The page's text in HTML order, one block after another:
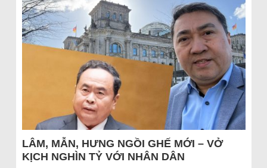
LÂM, MẪN, HƯNG NGỒI GHẾ MỚI – VỞ
KỊCH NGHÌN TỶ VỚI NHÂN DÂN